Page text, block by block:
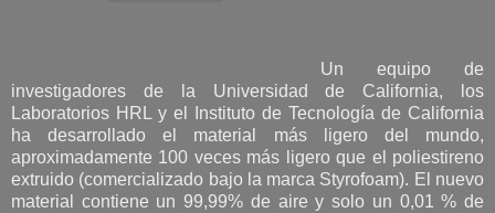
Un equipo de
investigadores de la Universidad de California, los
Laboratorios HRL y el Instituto de Tecnología de California
ha desarrollado el material más ligero del mundo,
aproximadamente 100 veces más ligero que el poliestireno
extruido (comercializado bajo la marca Styrofoam). El nuevo
material contiene un 99,99% de aire y solo un 0,01 % de